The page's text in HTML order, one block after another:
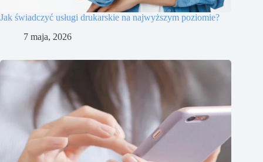
Jak świadczyć usługi drukarskie na najwyższym poziomie?
7 maja, 2026